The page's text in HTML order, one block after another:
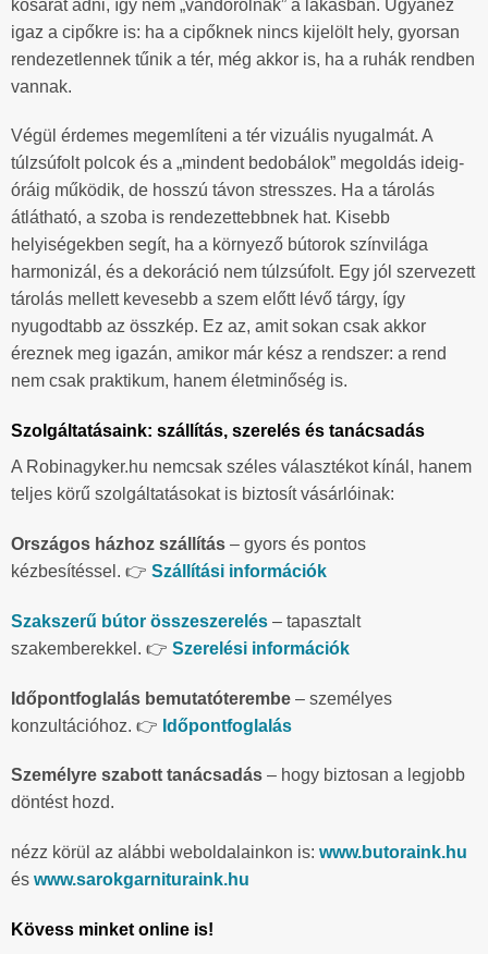
kosarat adni, így nem „vándorolnak” a lakásban. Ugyanez
igaz a cipőkre is: ha a cipőknek nincs kijelölt hely, gyorsan
rendezetlennek tűnik a tér, még akkor is, ha a ruhák rendben
vannak.
Végül érdemes megemlíteni a tér vizuális nyugalmát. A
túlzsúfolt polcok és a „mindent bedobálok” megoldás ideig-
óráig működik, de hosszú távon stresszes. Ha a tárolás
átlátható, a szoba is rendezettebbnek hat. Kisebb
helyiségekben segít, ha a környező bútorok színvilága
harmonizál, és a dekoráció nem túlzsúfolt. Egy jól szervezett
tárolás mellett kevesebb a szem előtt lévő tárgy, így
nyugodtabb az összkép. Ez az, amit sokan csak akkor
éreznek meg igazán, amikor már kész a rendszer: a rend
nem csak praktikum, hanem életminőség is.
Szolgáltatásaink: szállítás, szerelés és tanácsadás
A Robinagyker.hu nemcsak széles választékot kínál, hanem
teljes körű szolgáltatásokat is biztosít vásárlóinak:
Országos házhoz szállítás – gyors és pontos
kézbesítéssel. 👉 Szállítási információk
Szakszerű bútor összeszerelés – tapasztalt
szakemberekkel. 👉 Szerelési információk
Időpontfoglalás bemutatóterembe – személyes
konzultációhoz. 👉 Időpontfoglalás
Személyre szabott tanácsadás – hogy biztosan a legjobb
döntést hozd.
nézz körül az alábbi weboldalainkon is: www.butoraink.hu
és www.sarokgarnituraink.hu
Kövess minket online is!